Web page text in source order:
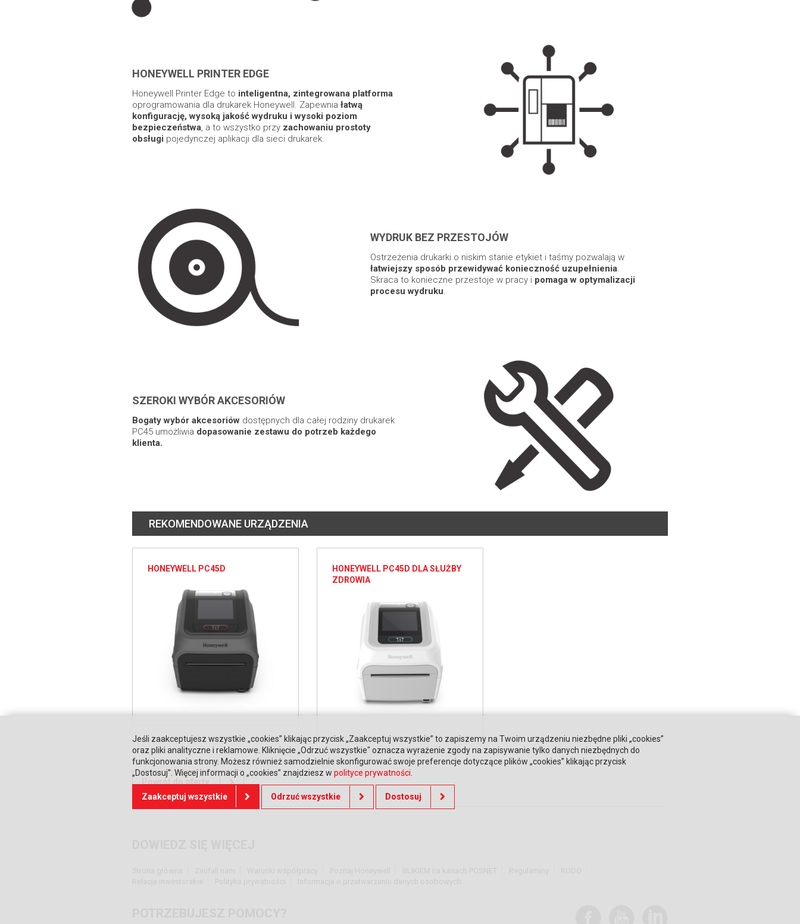
HONEYWELL PRINTER EDGE
Honeywell Printer Edge to inteligentna, zintegrowana platforma
oprogramowania dla drukarek Honeywell. Zapewnia łatwą
konfigurację, wysoką jakość wydruku i wysoki poziom
bezpieczeństwa, a to wszystko przy zachowaniu prostoty
obsługi pojedynczej aplikacji dla sieci drukarek.
WYDRUK BEZ PRZESTOJÓW
Ostrzeżenia drukarki o niskim stanie etykiet i taśmy pozwalają w
łatwiejszy sposób przewidywać konieczność uzupełnienia.
Skraca to konieczne przestoje w pracy i pomaga w optymalizacji
procesu wydruku.
SZEROKI WYBÓR AKCESORIÓW
Bogaty wybór akcesoriów dostępnych dla całej rodziny drukarek
PC45 umożliwia dopasowanie zestawu do potrzeb każdego
klienta.
REKOMENDOWANE URZĄDZENIA
HONEYWELL PC45D
HONEYWELL PC45D DLA SŁUŻBY
ZDROWIA
Powrót do oferty
Jeśli zaakceptujesz wszystkie „cookies” klikając przycisk „Zaakceptuj wszystkie” to zapiszemy na Twoim urządzeniu niezbędne pliki „cookies”
oraz pliki analityczne i reklamowe. Kliknięcie „Odrzuć wszystkie" oznacza wyrażenie zgody na zapisywanie tylko danych niezbędnych do
funkcjonowania strony. Możesz również samodzielnie skonfigurować swoje preferencje dotyczące plików „cookies” klikając przycisk
„Dostosuj”. Więcej informacji o „cookies” znajdziesz w polityce prywatności
Zaakceptuj wszystkie Odrzuć wszystkie Dostosuj